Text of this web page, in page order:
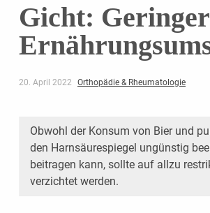
Gicht:
20. April 2022 Orthopädie & Rheumatologie
Obwohl der Konsum von Bier und
den Harnsäurespiegel ungünstig
beitragen kann, sollte auf allzu
verzichtet werden.